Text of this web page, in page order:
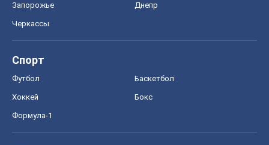
Запорожье Днепр
Черкассы
Спорт
Футбол Баскетбол
Хоккей Бокс
Формула-1